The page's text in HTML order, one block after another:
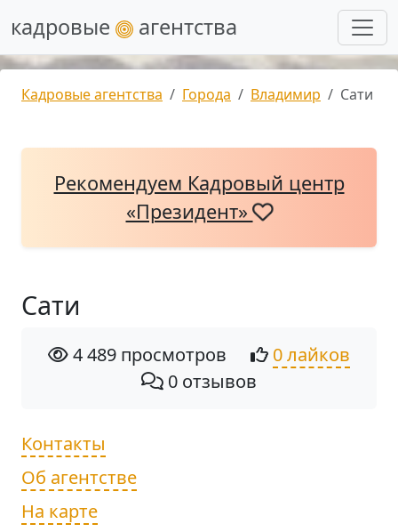
кадровые агентства
Кадровые агентства Города Владимир Сати
Рекомендуем Кадровый центр
«Президент»
Сати
4 489 просмотров
0 лайков
0 отзывов
Контакты
Об агентстве
На карте